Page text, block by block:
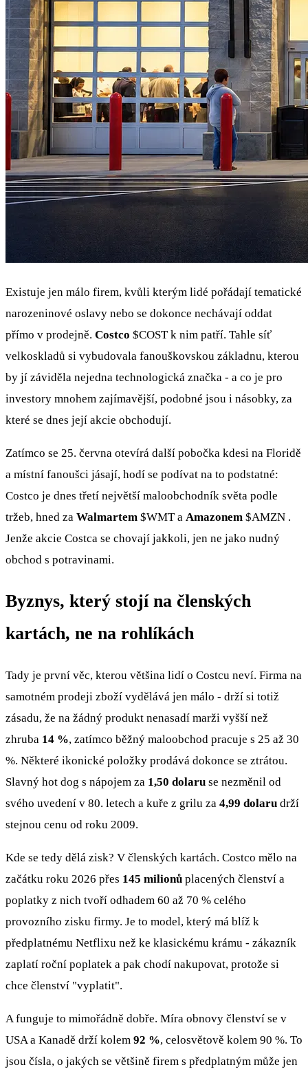
Existuje jen málo firem, kvůli kterým lidé pořádají tematické
narozeninové oslavy nebo se dokonce nechávají oddat
přímo v prodejně. Costco $COSTk nim patří. Tahle síť
velkoskladů si vybudovala fanouškovskou základnu, kterou
by jí záviděla nejedna technologická značka - a co je pro
investory mnohem zajímavější, podobné jsou i násobky, za
které se dnes její akcie obchodují.
Zatímco se 25. června otevírá další pobočka kdesi na Floridě
a místní fanoušci jásají, hodí se podívat na to podstatné:
Costco je dnes třetí největší maloobchodník světa podle
tržeb, hned za Walmartem $WMTa Amazonem $AMZN .
Jenže akcie Costca se chovají jakkoli, jen ne jako nudný
obchod s potravinami.
Byznys, který stojí na členských
kartách, ne na rohlíkách
Tady je první věc, kterou většina lidí o Costcu neví. Firma na
samotném prodeji zboží vydělává jen málo - drží si totiž
zásadu, že na žádný produkt nenasadí marži vyšší než
zhruba 14 %, zatímco běžný maloobchod pracuje s 25 až 30
%. Některé ikonické položky prodává dokonce se ztrátou.
Slavný hot dog s nápojem za 1,50 dolaru se nezměnil od
svého uvedení v 80. letech a kuře z grilu za 4,99 dolaru drží
stejnou cenu od roku 2009.
Kde se tedy dělá zisk? V členských kartách. Costco mělo na
začátku roku 2026 přes 145 milionů placených členství a
poplatky z nich tvoří odhadem 60 až 70 % celého
provozního zisku firmy. Je to model, který má blíž k
předplatnému Netflixu než ke klasickému krámu - zákazník
zaplatí roční poplatek a pak chodí nakupovat, protože si
chce členství "vyplatit".
A funguje to mimořádně dobře. Míra obnovy členství se v
USA a Kanadě drží kolem 92 %, celosvětově kolem 90 %. To
jsou čísla, o jakých se většině firem s předplatným může jen